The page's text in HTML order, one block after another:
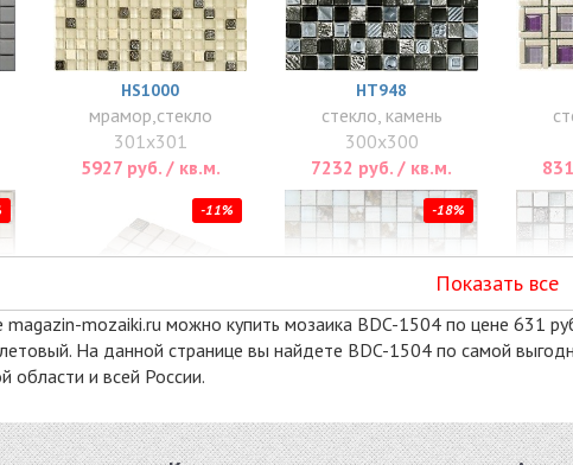
HS1000
мрамор,стекло
301x301
5927 руб. / кв.м.
HT948
стекло, камень
300x300
7232 руб. / кв.м.
-11%
микс 305x305
7950 руб. / кв.м.
-18%
микс 300x300
8116 руб. / кв.м.
Показать все
magazin-mozaiki.ru можно купить мозаика BDC-1504 по цене 631
На данной странице вы найдете BDC-1504 по самой
области и всей России.